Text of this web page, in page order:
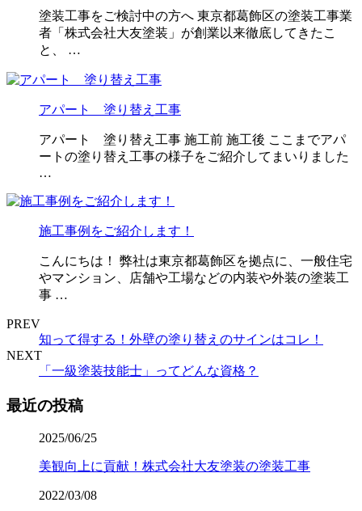
塗装工事をご検討中の方へ 東京都葛飾区の塗装工事業
者「株式会社大友塗装」が創業以来徹底してきたこ
と、 …
アパート 塗り替え工事
アパート 塗り替え工事 施工前 施工後 ここまでアパ
ートの塗り替え工事の様子をご紹介してまいりました
…
施工事例をご紹介します！
こんにちは！ 弊社は東京都葛飾区を拠点に、一般住宅
やマンション、店舗や工場などの内装や外装の塗装工
事 …
PREV
知って得する！外壁の塗り替えのサインはコレ！
NEXT
「一級塗装技能士」ってどんな資格？
最近の投稿
2025/06/25
美観向上に貢献！株式会社大友塗装の塗装工事
2022/03/08